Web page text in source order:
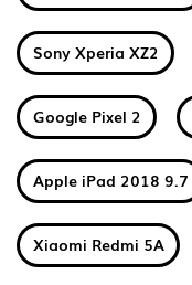
Sony Xperia XZ2
Google Pixel 2
Apple iPad 2018 9.7
Xiaomi Redmi 5A